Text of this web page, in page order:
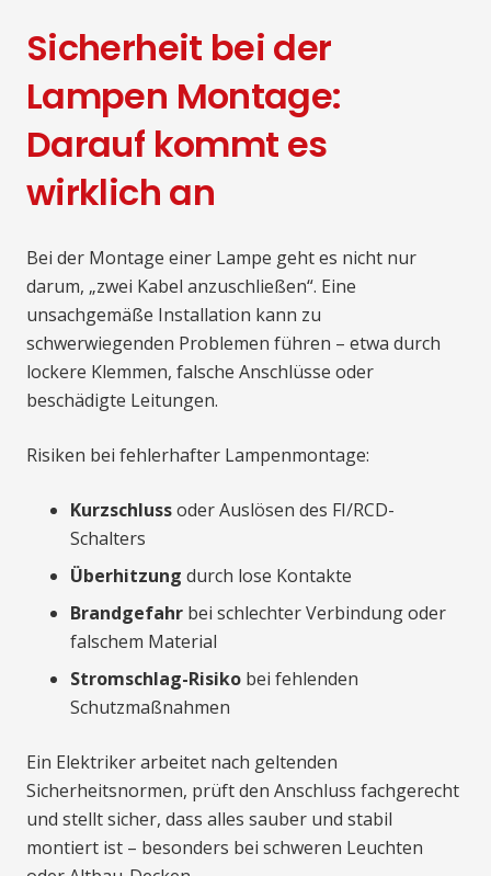
Sicherheit bei der
Lampen Montage:
Darauf kommt es
wirklich an
Bei der Montage einer Lampe geht es nicht nur
darum, „zwei Kabel anzuschließen“. Eine
unsachgemäße Installation kann zu
schwerwiegenden Problemen führen – etwa durch
lockere Klemmen, falsche Anschlüsse oder
beschädigte Leitungen.
Risiken bei fehlerhafter Lampenmontage:
Kurzschlussoder Auslösen des FI/RCD-
Schalters
Überhitzung durch lose Kontakte
Brandgefahr bei schlechter Verbindung oder
falschem Material
Stromschlag-Risiko bei fehlenden
Schutzmaßnahmen
Ein Elektriker arbeitet nach geltenden
Sicherheitsnormen, prüft den Anschluss fachgerecht
und stellt sicher, dass alles sauber und stabil
montiert ist – besonders bei schweren Leuchten